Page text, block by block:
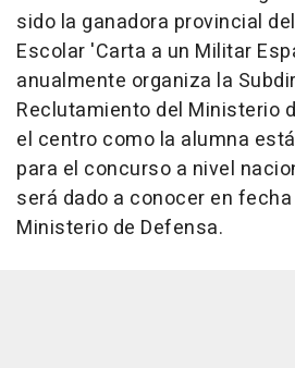
sido la ganadora provincial
Escolar 'Carta a un Militar
anualmente organiza la
Reclutamiento del Ministerio
el centro como la alumna
para el concurso a nivel
será dado a conocer en
Ministerio de Defensa.